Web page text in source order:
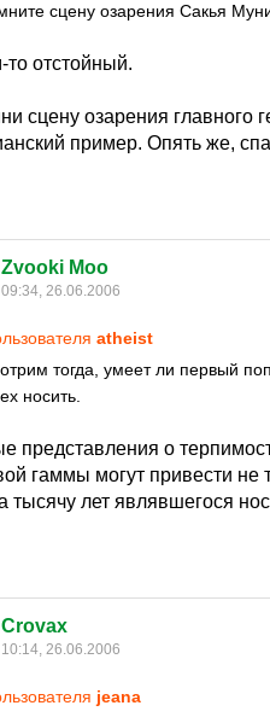
сцену озарения Сакья
отстойный.
сцену озарения главного
пример. Опять же,
Zvooki Moo
09:34, 26.06.2006
atheist
тогда, умеет ли первый
носить.
представления о
гаммы могут привести не
тысячу лет являвшегося
Crovax
10:14, 26.06.2006
jeana